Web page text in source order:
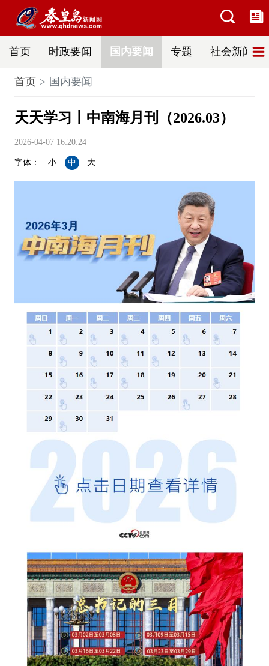
首页 时政要闻 国内要闻 专题 社会新闻
首页 国内要闻
天天学习丨中南海月刊（2026.03）
2026-04-07 16:20:24
字体： 小 中 大